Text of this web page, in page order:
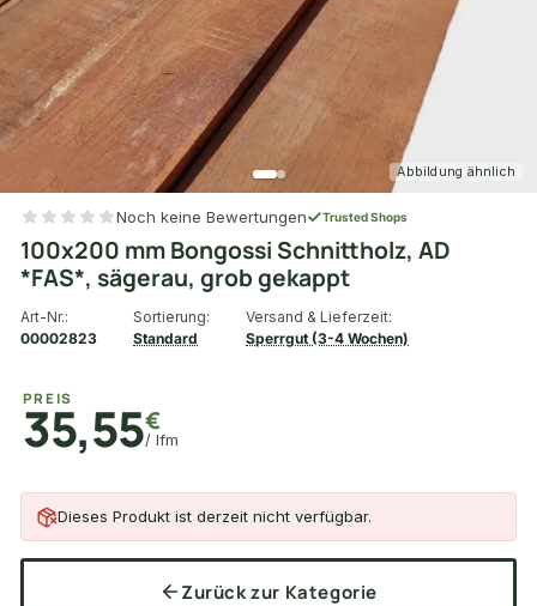
Abbildung ähnlich
Noch keine Bewertungen Trusted Shops
100x200 mm Bongossi Schnittholz, AD
*FAS*, sägerau, grob gekappt
Art-Nr.:
00002823
Sortierung:
Standard
Versand & Lieferzeit:
Sperrgut (3-4 Wochen)
PREIS
35,55€
/ lfm
Dieses Produkt ist derzeit nicht verfügbar.
Zurück zur Kategorie